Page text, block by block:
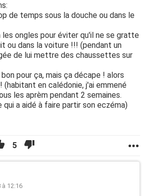
de temps sous la douche ou dans le
les ongles pour éviter qu'il ne se gratte
ou dans la voiture !!! (pendant un
de lui mettre des chaussettes sur
pour ça, mais ça décape ! alors
(habitant en calédonie, j'ai emmené
les aprèm pendant 2 semaines.
a aidé à faire partir son eczéma)
5
à 12:16